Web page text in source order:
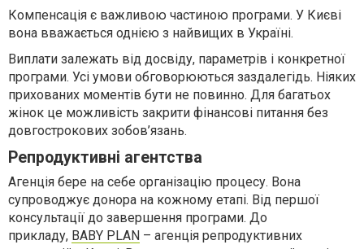
Компенсація є важливою частиною програми. У Києві
вона вважається однією з найвищих в Україні.
Виплати залежать від досвіду, параметрів і конкретної
програми. Усі умови обговорюються заздалегідь. Ніяких
прихованих моментів бути не повинно. Для багатьох
жінок це можливість закрити фінансові питання без
довгострокових зобов’язань.
Репродуктивні агентства
Агенція бере на себе організацію процесу. Вона
супроводжує донора на кожному етапі. Від першої
консультації до завершення програми. До
прикладу, BABY PLAN – агенція репродуктивних